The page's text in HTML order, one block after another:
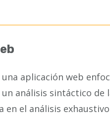
aplicación web
análisis sintáctico de
en el análisis